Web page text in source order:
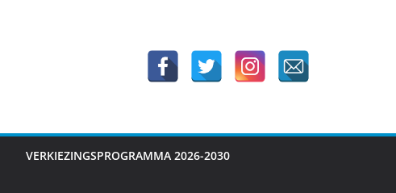
VERKIEZINGSPROGRAMMA 2026-2030